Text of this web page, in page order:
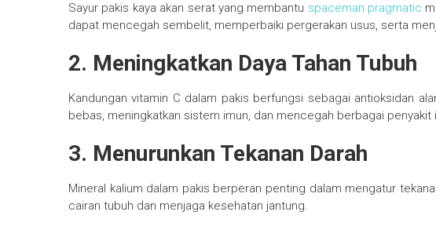
Sayur pakis kaya akan serat yang membantu spaceman pragmatic
dapat mencegah sembelit, memperbaiki pergerakan usus, serta
2. Meningkatkan Daya Tahan Tubuh
Kandungan vitamin C dalam pakis berfungsi sebagai antioksidan
bebas, meningkatkan sistem imun, dan mencegah berbagai penyakit
3. Menurunkan Tekanan Darah
Mineral kalium dalam pakis berperan penting dalam mengatur
cairan tubuh dan menjaga kesehatan jantung.